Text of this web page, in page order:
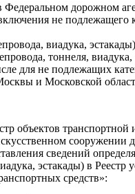
дорожном
не
виадука,
тоннеля, виадука,
для не подлежащих
и Московской
объектов
сведений
эстакады) в
средств»: